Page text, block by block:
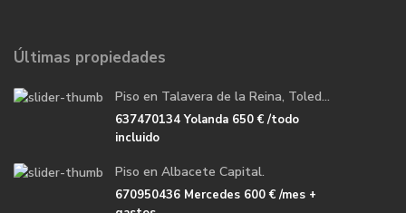
Últimas propiedades
Piso en Talavera de la Reina, Toled...
637470134 Yolanda 650 €/todo
incluido
Piso en Albacete Capital.
670950436 Mercedes 600 €/mes +